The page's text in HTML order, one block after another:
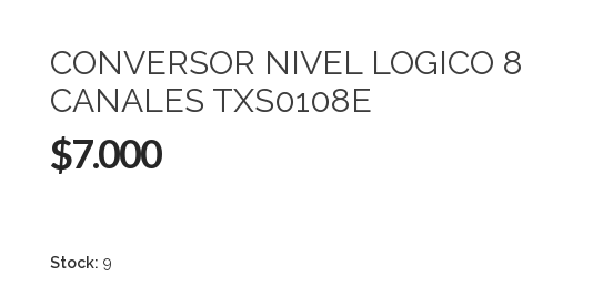
CONVERSOR NIVEL LOGICO 8
CANALES TXS0108E
$7.000
Stock: 9